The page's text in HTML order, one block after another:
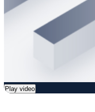
Play video